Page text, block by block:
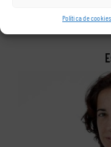
Política de cookies